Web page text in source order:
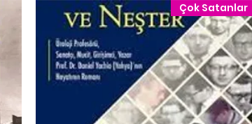
Çok Satanlar